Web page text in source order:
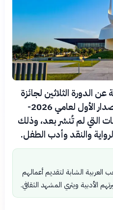
عن الدورة الثلاثين لجائزة
الشارقة للإبداع العربي – الإصدار الأول لعامي 2026-
التي لم تُنشر بعد، وذلك
والنقد وأدب الطفل.
العربية الشابة لتقديم أعمالهم
الأدبية ويثري المشهد الثقافي.